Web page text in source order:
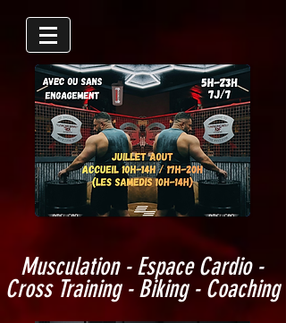
Musculation - Espace Cardio -
Cross Training - Biking - Coaching